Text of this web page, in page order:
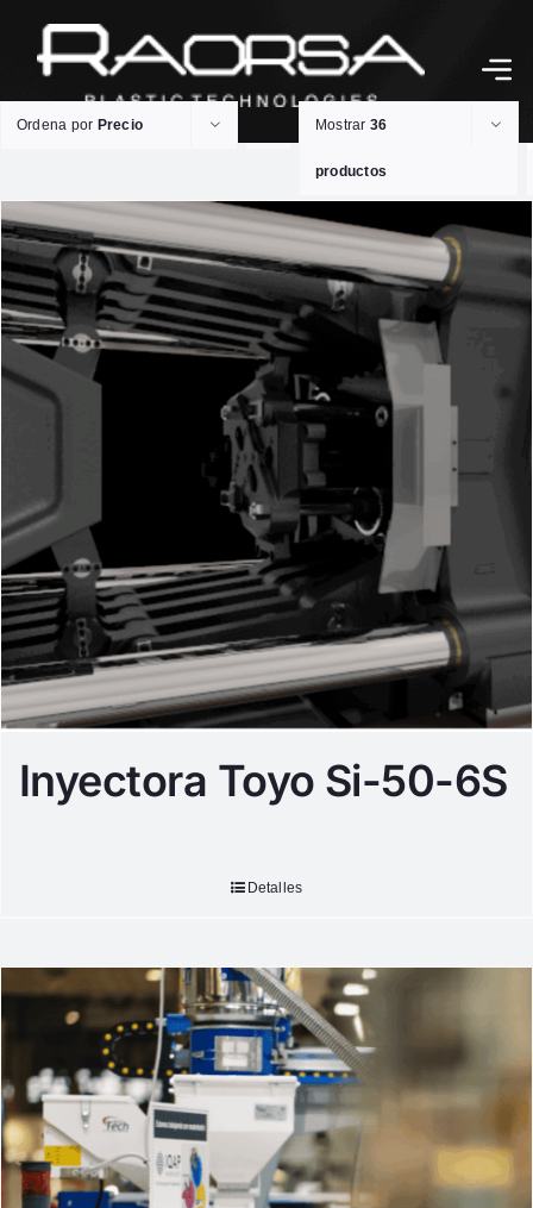
Ordena por Precio Mostrar 36
productos
Inyectora Toyo Si-50-6S
Detalles